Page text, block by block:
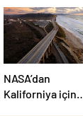
NASA’dan
Kaliforniya için